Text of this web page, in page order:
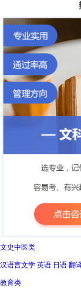
文史中医类
汉语言文学 英语 日语 翻
教育类